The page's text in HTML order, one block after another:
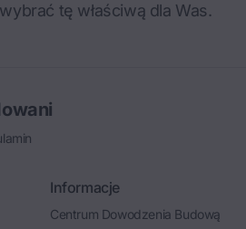
tę właściwą dla Was.
Informacje
Centrum Dowodzenia Budową